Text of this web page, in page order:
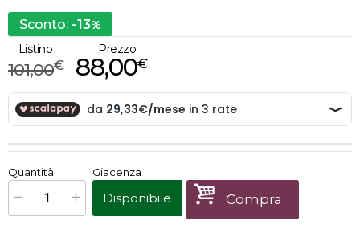
Sconto: -13%
Listino
€
101,00
Prezzo
€
88,00
x1 Prezzo finale:€88,00
Quantità Giacenza
Disponibile Compra